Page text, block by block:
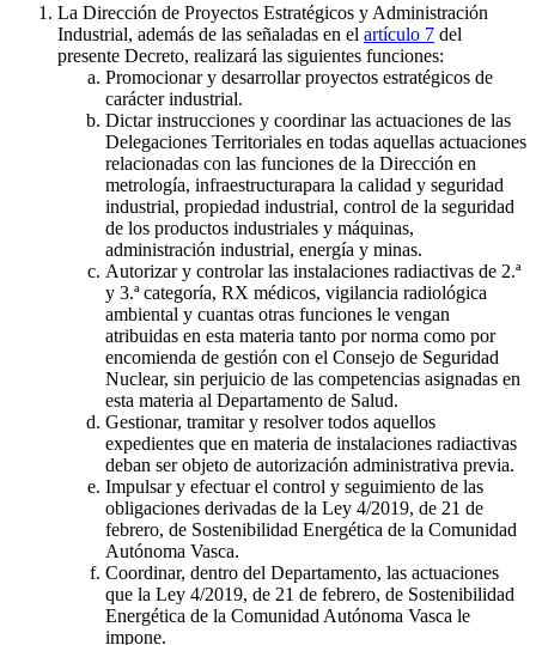
La Dirección de Proyectos Estratégicos y Administración
Industrial, además de las señaladas en el artículo 7 del
presente Decreto, realizará las siguientes funciones:
Promocionar y desarrollar proyectos estratégicos de
carácter industrial.
Dictar instrucciones y coordinar las actuaciones de las
Delegaciones Territoriales en todas aquellas actuaciones
relacionadas con las funciones de la Dirección en
metrología, infraestructurapara la calidad y seguridad
industrial, propiedad industrial, control de la seguridad
de los productos industriales y máquinas,
administración industrial, energía y minas.
Autorizar y controlar las instalaciones radiactivas de 2.ª
y 3.ª categoría, RX médicos, vigilancia radiológica
ambiental y cuantas otras funciones le vengan
atribuidas en esta materia tanto por norma como por
encomienda de gestión con el Consejo de Seguridad
Nuclear, sin perjuicio de las competencias asignadas en
esta materia al Departamento de Salud.
Gestionar, tramitar y resolver todos aquellos
expedientes que en materia de instalaciones radiactivas
deban ser objeto de autorización administrativa previa.
Impulsar y efectuar el control y seguimiento de las
obligaciones derivadas de la Ley 4/2019, de 21 de
febrero, de Sostenibilidad Energética de la Comunidad
Autónoma Vasca.
Coordinar, dentro del Departamento, las actuaciones
que la Ley 4/2019, de 21 de febrero, de Sostenibilidad
Energética de la Comunidad Autónoma Vasca le
impone.